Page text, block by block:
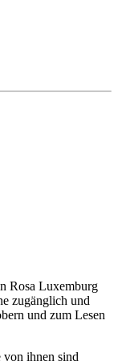
Rosa Luxemburg
zugänglich und
und zum Lesen
von ihnen sind